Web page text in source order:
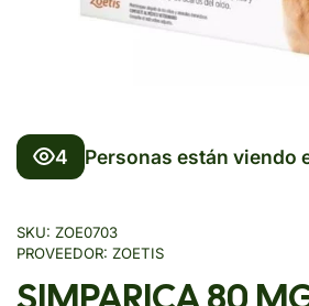
4 Personas están viendo
SKU: ZOE0703
PROVEEDOR: ZOETIS